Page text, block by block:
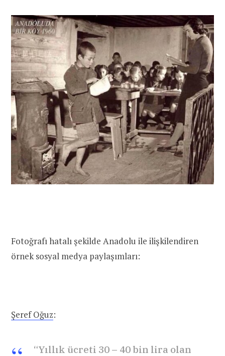
Fotoğrafı hatalı şekilde Anadolu ile ilişkilendiren
örnek sosyal medya paylaşımları:
Şeref Oğuz:
“Yıllık ücreti 30 – 40 bin lira olan